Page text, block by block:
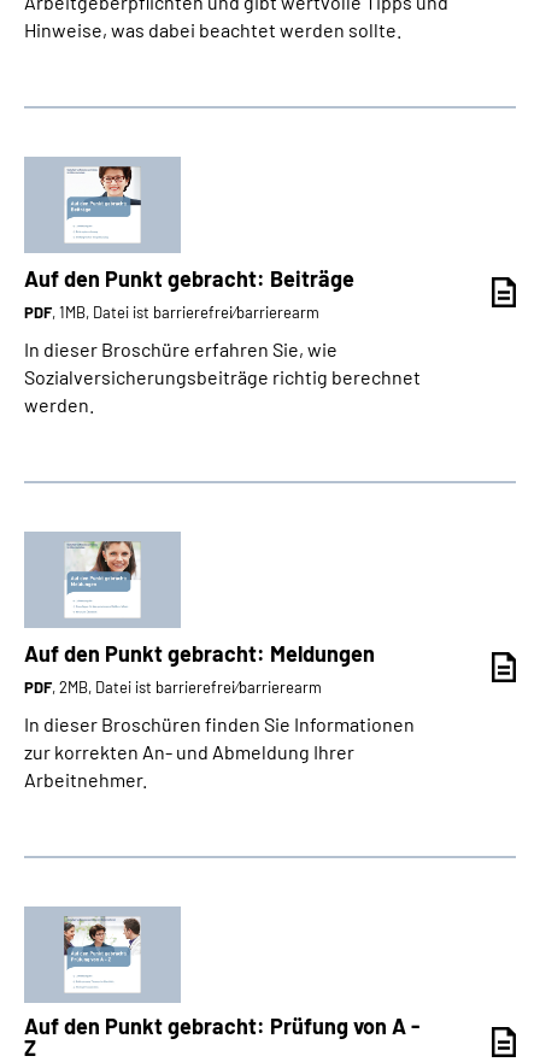
Hinweise, was dabei beachtet werden sollte.
Auf den Punkt gebracht: Beiträge
PDF, 1MB, Datei ist barrierefrei⁄barrierearm
In dieser Broschüre erfahren Sie, wie
Sozialversicherungsbeiträge richtig berechnet
werden.
Auf den Punkt gebracht: Meldungen
PDF, 2MB, Datei ist barrierefrei⁄barrierearm
In dieser Broschüren finden Sie Informationen
zur korrekten An- und Abmeldung Ihrer
Arbeitnehmer.
Auf den Punkt gebracht: Prüfung von A -
Z